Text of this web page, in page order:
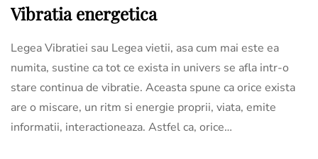
Vibratia energetica
Legea Vibratiei sau Legea vietii, asa cum mai este ea
numita, sustine ca tot ce exista in univers se afla intr-o
stare continua de vibratie. Aceasta spune ca orice exista
are o miscare, un ritm si energie proprii, viata, emite
informatii, interactioneaza. Astfel ca, orice…